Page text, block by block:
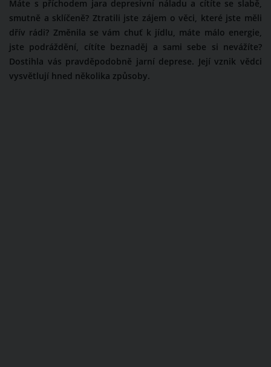
Máte s příchodem jara depresivní náladu a cítíte se slabě,
smutně a sklíčeně? Ztratili jste zájem o věci, které jste měli
dřív rádi? Změnila se vám chuť k jídlu, máte málo energie,
jste podráždění, cítíte beznaděj a sami sebe si nevážíte?
Dostihla vás pravděpodobně jarní deprese. Její vznik vědci
vysvětlují hned několika způsoby.